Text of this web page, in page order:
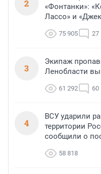
2
«Фонтанки»:
Лассо» и
75 905 27
3
Экипаж
Ленобласти
61 292 60
4
ВСУ ударили
территории
сообщили о
58 818